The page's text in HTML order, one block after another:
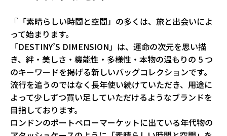
『「素晴らしい時間と空間」の多くは、旅と出会いによ
って始まります。
「DESTINY’S DIMENSION」は、運命の次元を思い描
き、絆・美しさ・機能性・多様性・本物の温もりの 5 つ
のキーワードを掲げる新しいバッグコレクションです。
流行を追うのではなく長年使い続けていただき、用途に
よって少しずつ買い足していただけるようなブランドを
目指しております。
ロンドンのポートベローマーケットに出ている年代物の